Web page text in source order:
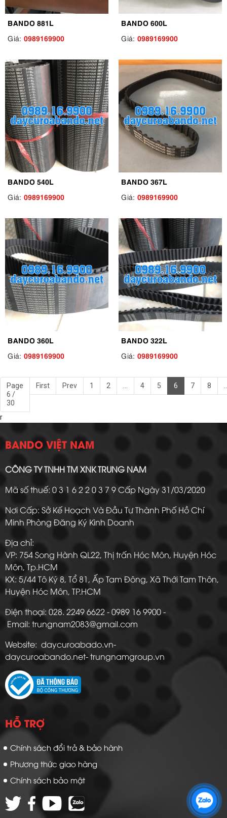
BANDO 881L
Giá: 0989169900
BANDO 600L
Giá: 0989169900
BANDO 540L
Giá: 0989169900
BANDO 367L
Giá: 0989169900
BANDO 360L
Giá: 0989169900
BANDO 322L
Giá: 0989169900
Page
6 /
30
First Prev 1 2 4 5 6 7 8
r
BANDO VIỆT NAM
CÔNG TY TNHH TM XNK TRUNG NAM
Mã số thuế: 0 3 1 6 2 2 0 3 7 9 Cấp Ngày 31/03/2020
Nơi Cấp: Sở Kế Hoạch Và Đầu Tư Thành Phố Hồ Chí
Minh Phòng Đăng Ký Kinh Doanh
Địa chỉ:
VP: 754 Song Hành QL22, Thị trấn Hóc Môn, Huyện Hóc
Môn, Tp.HCM
KX: 5/44 Tô Ký 8, Tổ 81, Ấp Tam Đông, Xã Thới Tam Thôn,
Huyện Hóc Môn, TP.HCM
Điện thoại: 028. 2249 6622 - 0989 16 9900 -
Email: trungnam2083@gmail.com
Website: daycuroabado.vn-
daycuroabando.net- trungnamgroup.vn
HỖ TRỢ
Chính sách đổi trả & bảo hành
Phương thức giao hàng
Chính sách bảo mật
Zalo 2: 0972 14 9900